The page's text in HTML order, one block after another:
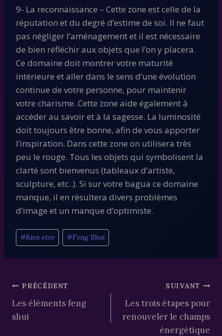
9- La reconnaissance – Cette zone est celle de la
réputation et du degré d’estime de soi. Il ne faut
pas négliger l’aménagement et il est nécessaire
de bien réfléchir aux objets que l’on y placera.
Ce domaine doit montrer votre maturité
intérieure et aller dans le sens d’une évolution
continue de votre personne, pour maintenir
votre charisme. Cette zone aide également à
accéder au savoir et à la sagesse. La luminosité
doit toujours être bonne, afin de vous apporter
l’inspiration. Dans cette zone on utilisera très
peu le rouge. Tous les objets qui symbolisent la
clarté sont bienvenus (tableaux d’artiste,
sculpture, etc..). Si sur votre bagua ce domaine
manque, il en résultera divers problèmes
d’image et un manque d’optimiste.
Étiquettes
de
la
#Bien etre #Feng Shui
Navigation
de
PRÉCÉDENT
Les éléments feng
shui
SUIVANT
Les trois étapes pour
renouveler le champs
énergétique